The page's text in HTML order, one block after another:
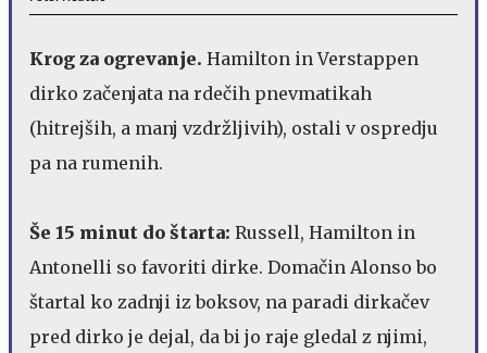
Krog za ogrevanje. Hamilton in Verstappen
dirko začenjata na rdečih pnevmatikah
(hitrejših, a manj vzdržljivih), ostali v ospredju
pa na rumenih.
Še 15 minut do štarta: Russell, Hamilton in
Antonelli so favoriti dirke. Domačin Alonso bo
štartal ko zadnji iz boksov, na paradi dirkačev
pred dirko je dejal, da bi jo raje gledal z njimi,